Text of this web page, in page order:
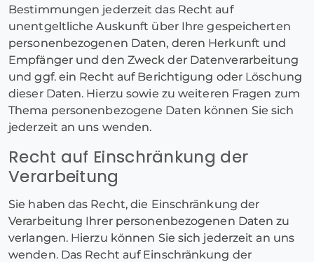
Bestimmungen jederzeit das Recht auf
unentgeltliche Auskunft über Ihre gespeicherten
personenbezogenen Daten, deren Herkunft und
Empfänger und den Zweck der Datenverarbeitung
und ggf. ein Recht auf Berichtigung oder Löschung
dieser Daten. Hierzu sowie zu weiteren Fragen zum
Thema personenbezogene Daten können Sie sich
jederzeit an uns wenden.
Recht auf Einschränkung der
Verarbeitung
Sie haben das Recht, die Einschränkung der
Verarbeitung Ihrer personenbezogenen Daten zu
verlangen. Hierzu können Sie sich jederzeit an uns
wenden. Das Recht auf Einschränkung der